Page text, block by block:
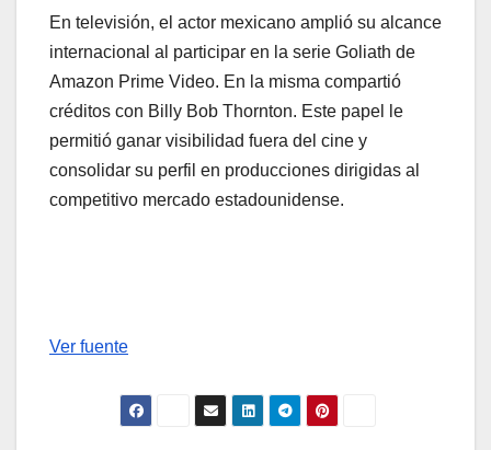
En televisión, el actor mexicano amplió su alcance
internacional al participar en la serie Goliath de
Amazon Prime Video. En la misma compartió
créditos con Billy Bob Thornton. Este papel le
permitió ganar visibilidad fuera del cine y
consolidar su perfil en producciones dirigidas al
competitivo mercado estadounidense.
Ver fuente